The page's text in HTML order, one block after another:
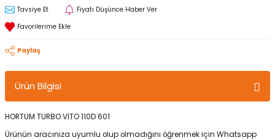
Tavsiye Et Fiyatı Düşünce Haber Ver
Paylaş
Ürün Bilgisi
HORTUM TURBO VİTO 110D 601
Ürünün aracınıza uyumlu olup olmadığını öğrenmek için Whatsapp